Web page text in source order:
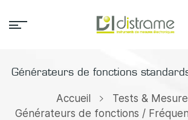
Générateurs de fonctions
Accueil
Tests &
Générateurs de fonctions /